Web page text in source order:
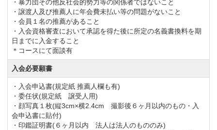
・暴力団その他反社会的勢力等の関係者ではないこと
・譲渡人及び推薦人に年会費未払い等の問題がないこと
・会員１名の推薦があること
・入会資格審査において承認を得た後に所定の名義書換料を期
日までに入金すること
＊コースにて面談有
入会必要願書
・入会申込書(規定紙 推薦人欄も有)
・委任状(規定紙 譲受人用)
・顔写真１枚(縦3cm×横2.4cm 撮影後６ヶ月以内のもの・入
会申込書に貼付)
・印鑑証明書(６ヶ月以内 法人は法人のもののみ)